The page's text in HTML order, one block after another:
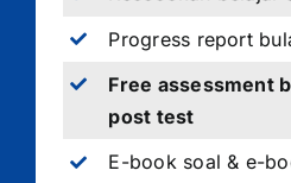
Progress report
Free assessment
post test
E-book soal & e-